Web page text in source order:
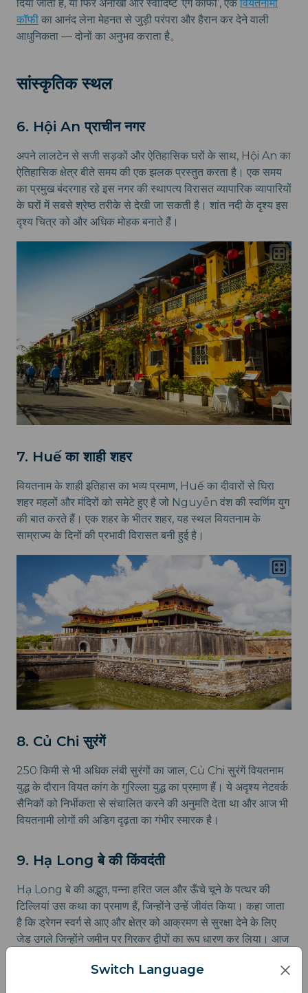
दिया जाता है, या फिर अनोखी और स्वादिष्ट ‘एग कॉफी’, एक वियतनामी
कॉफी का आनंद लेना मेहनत से जुड़ी परंपरा और हैरान कर देने वाली
आधुनिकता — दोनों का अनुभव कराता है。
सांस्कृतिक स्थल
6. Hội An प्राचीन नगर
अपने लालटेन से सजी सड़कों और ऐतिहासिक घरों के साथ, Hội An का
ऐतिहासिक क्षेत्र बीते समय की एक झलक प्रस्तुत करता है। एक समय
का प्रमुख बंदरगाह रहे इस नगर की स्थापत्य विरासत व्यापारिक व्यापारियों
के घरों में सबसे श्रेष्ठ तरीके से देखी जा सकती है। शांत नदी के दृश्य इस
दृश्य चित्र को और अधिक मोहक बनाते हैं।
7. Huế का शाही शहर
वियतनाम के शाही इतिहास का भव्य प्रमाण, Huế का दीवारों से घिरा
शहर महलों और मंदिरों को समेटे हुए है जो Nguyễn वंश की स्वर्णिम युग
की बात करते हैं। एक शहर के भीतर शहर, यह स्थल वियतनाम के
साम्राज्य के दिनों की प्रभावी विरासत बनी हुई है।
8. Củ Chi सुरंगें
250 किमी से भी अधिक लंबी सुरंगों का जाल, Củ Chi सुरंगें वियतनाम
युद्ध के दौरान वियत कांग के गुरिल्ला युद्ध का प्रमाण हैं। ये अदृश्य नेटवर्क
सैनिकों को निर्भीकता से संचालित करने की अनुमति देता था और आज भी
वियतनामी लोगों की अडिग दृढ़ता का गंभीर स्मारक है।
9. Hạ Long बे की किंवदंती
Hạ Long बे की अद्भुत, पन्ना हरित जल और ऊँचे चूने के पत्थर की
टिल्लियां उस कथा का प्रमाण हैं, जिन्होंने उन्हें जीवंत किया। कहा जाता
है कि ड्रेगन स्वर्ग से आए और क्षेत्र को आक्रमण से सुरक्षा देने के लिए
जेड उगले जिन्होंने जमीन पर गिरकर द्वीपों का रूप धारण कर लिया। आज
— लेकिन उनके रहस्य का प्रभाव बना हुआ है। यह प्रतिष्ठित प्राकृतिक
Switch Language